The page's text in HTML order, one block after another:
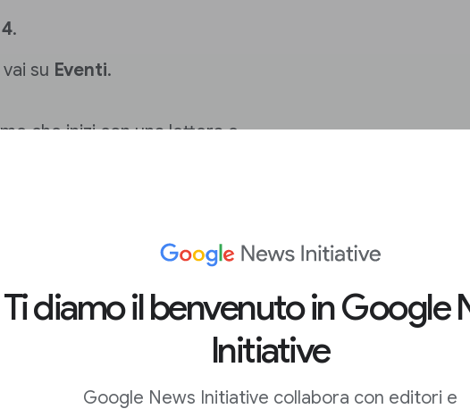
Ti diamo il benvenuto in Google
Initiative
Google News Initiative collabora con editori e
.
vai su Eventi.
che inizi con una lettera e
esempio
alle maiuscole e
e specifica cosa